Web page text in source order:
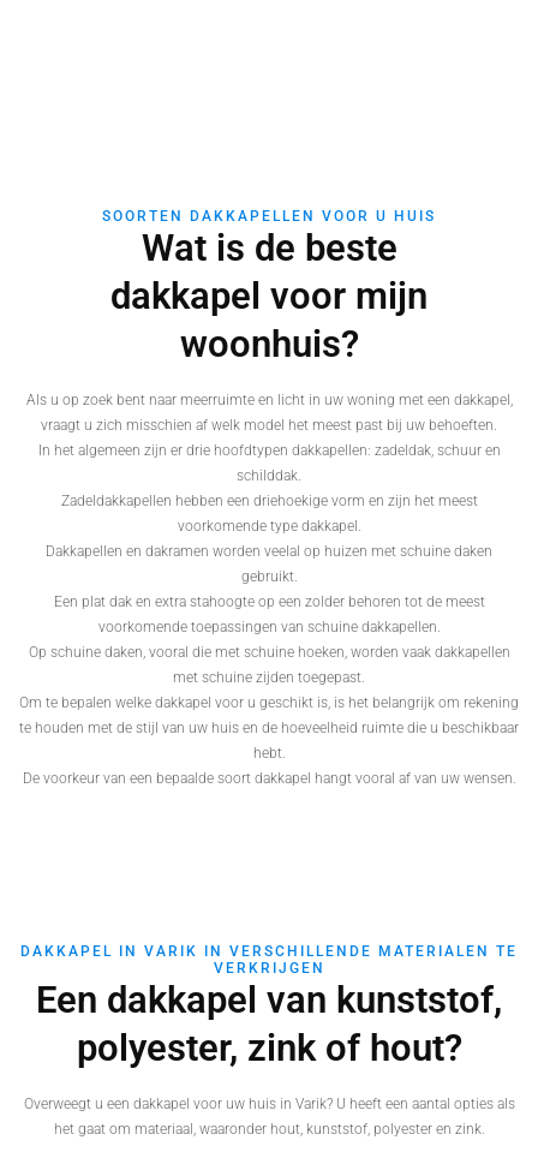
SOORTEN DAKKAPELLEN VOOR U HUIS
Wat is de beste
dakkapel voor mijn
woonhuis?
Als u op zoek bent naar meerruimte en licht in uw woning met een dakkapel,
vraagt u zich misschien af welk model het meest past bij uw behoeften.
In het algemeen zijn er drie hoofdtypen dakkapellen: zadeldak, schuur en
schilddak.
Zadeldakkapellen hebben een driehoekige vorm en zijn het meest
voorkomende type dakkapel.
Dakkapellen en dakramen worden veelal op huizen met schuine daken
gebruikt.
Een plat dak en extra stahoogte op een zolder behoren tot de meest
voorkomende toepassingen van schuine dakkapellen.
Op schuine daken, vooral die met schuine hoeken, worden vaak dakkapellen
met schuine zijden toegepast.
Om te bepalen welke dakkapel voor u geschikt is, is het belangrijk om rekening
te houden met de stijl van uw huis en de hoeveelheid ruimte die u beschikbaar
hebt.
De voorkeur van een bepaalde soort dakkapel hangt vooral af van uw wensen.
DAKKAPEL IN VARIK IN VERSCHILLENDE MATERIALEN TE
VERKRIJGEN
Een dakkapel van kunststof,
polyester, zink of hout?
Overweegt u een dakkapel voor uw huis in Varik? U heeft een aantal opties als
het gaat om materiaal, waaronder hout, kunststof, polyester en zink.